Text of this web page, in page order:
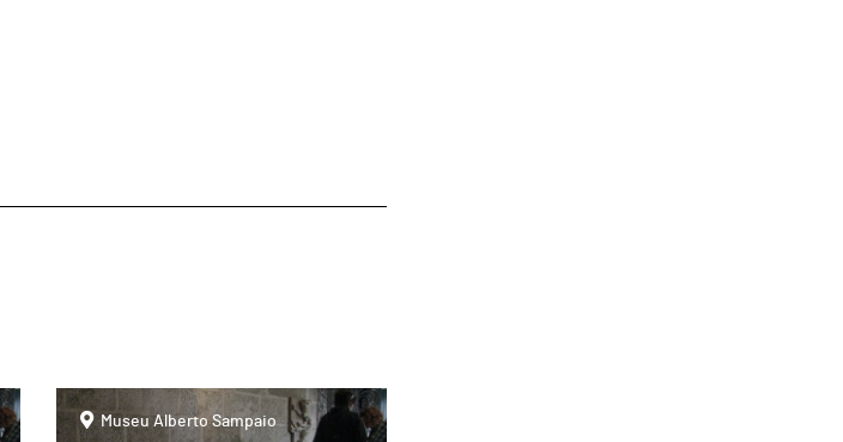
pageMuseu Alberto Sampaio